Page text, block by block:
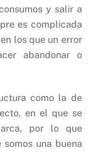
y salir a
es complicada
los que un error
abandonar o
como la de
en el que se
por lo que
una buena